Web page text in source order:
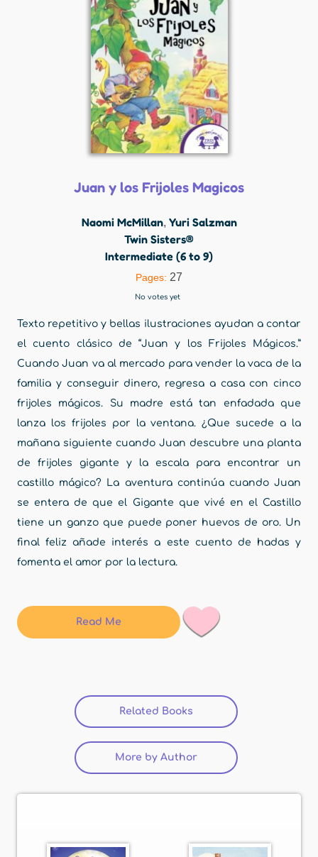
Juan y los Frijoles Magicos
Naomi McMillan, Yuri Salzman
Twin Sisters®
Intermediate (6 to 9)
Pages: 27
No votes yet
Texto repetitivo y bellas ilustraciones ayudan a contar
el cuento clásico de “Juan y los Frijoles Mágicos.”
Cuando Juan va al mercado para vender la vaca de la
familia y conseguir dinero, regresa a casa con cinco
frijoles mágicos. Su madre está tan enfadada que
lanza los frijoles por la ventana. ¿Que sucede a la
mañana siguiente cuando Juan descubre una planta
de frijoles gigante y la escala para encontrar un
castillo mágico? La aventura continúa cuando Juan
se entera de que el Gigante que vivé en el Castillo
tiene un ganzo que puede poner huevos de oro. Un
final feliz añade interés a este cuento de hadas y
fomenta el amor por la lectura.
Read Me
Related Books (active tab)
More by Author